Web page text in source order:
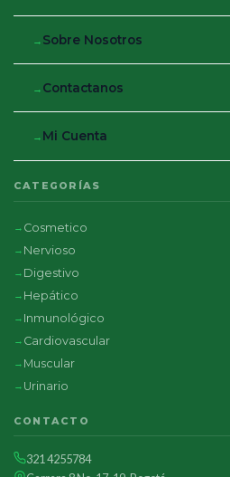
Sobre Nosotros
Contactanos
Mi Cuenta
CATEGORÍAS
Cosmetico
Nervioso
Digestivo
Hepático
Inmunológico
Cardiovascular
Muscular
Urinario
CONTACTO
321 4255784